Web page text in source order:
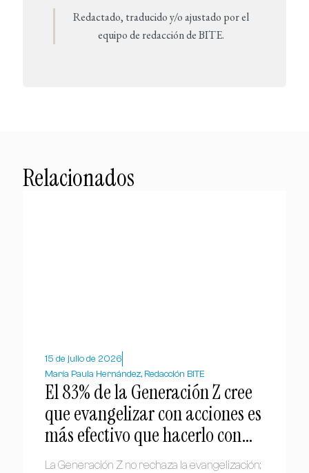
Redactado, traducido y/o ajustado por el
equipo de redacción de BITE.
Relacionados
15 de julio de 2026
María Paula Hernández, Redacción BITE
El 83% de la Generación Z cree
que evangelizar con acciones es
más efectivo que hacerlo con
palabras
La Generación Z no rechaza la evangelización;